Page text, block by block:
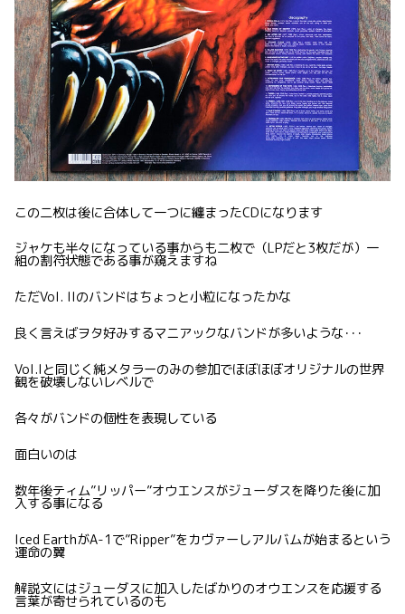
この二枚は後に合体して一つに纏まったCDになります
ジャケも半々になっている事からも二枚で（LPだと3枚だが）一
組の割符状態である事が窺えますね
ただVol. IIのバンドはちょっと小粒になったかな
良く言えばヲタ好みするマニアックなバンドが多いような･･･
Vol.Iと同じく純メタラーのみの参加でほぼほぼオリジナルの世界
観を破壊しないレベルで
各々がバンドの個性を表現している
面白いのは
数年後ティム”リッパー”オウエンスがジューダスを降りた後に加
入する事になる
Iced EarthがA-1で”Ripper”をカヴァーしアルバムが始まるという
運命の翼
解説文にはジューダスに加入したばかりのオウエンスを応援する
言葉が寄せられているのも